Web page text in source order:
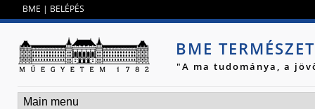
BME | BELÉPÉS
BME
"A ma tudománya, a